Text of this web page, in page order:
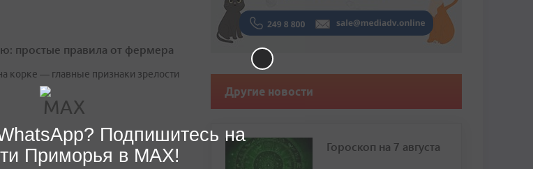
простые правила от фермера
корке — главные признаки зрелости
Другие новости
Гороскоп на 7 августа
Подпишитесь на
Приморья в MAX!